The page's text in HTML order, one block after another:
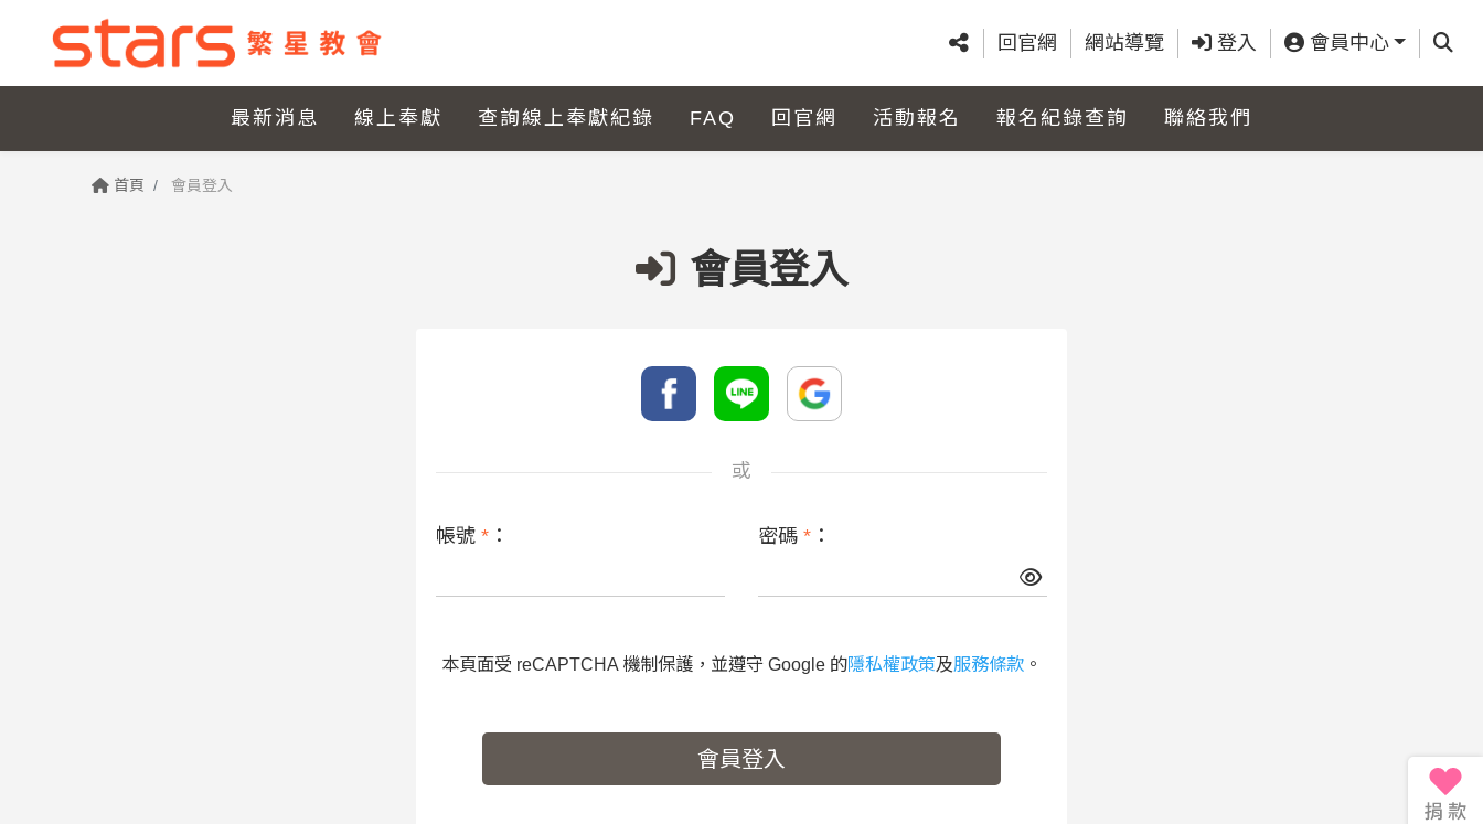
回官網 網站導覽 登入 會員中心 查詢
最新消息 線上奉獻 查詢線上奉獻紀錄 FAQ 回官網 活動報名 報名紀錄查詢 聯絡我們
首頁 會員登入
會員登入
或
帳號 * ： 密碼 * ：
本頁面受 reCAPTCHA 機制保護，並遵守 Google 的隱私權政策及服務條款 。
會員登入